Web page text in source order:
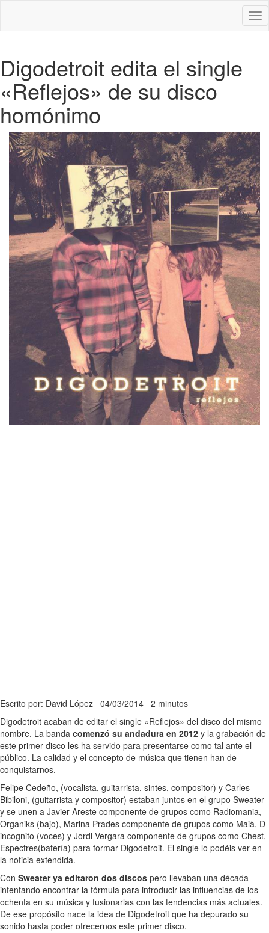
Digodetroit edita el single
«Reflejos» de su disco
homónimo
Escrito por: David López 04/03/2014 2 minutos
Digodetroit acaban de editar el single «Reflejos» del disco del mismo
nombre. La banda comenzó su andadura en 2012 y la grabación de
este primer disco les ha servido para presentarse como tal ante el
público. La calidad y el concepto de música que tienen han de
conquistarnos.
Felipe Cedeño, (vocalista, guitarrista, sintes, compositor) y Carles
Bibiloni, (guitarrista y compositor) estaban juntos en el grupo Sweater
y se unen a Javier Areste componente de grupos como Radiomania,
Organiks (bajo), Marina Prades componente de grupos como Maià, D
incognito (voces) y Jordi Vergara componente de grupos como Chest,
Espectres(batería) para formar Digodetroit. El single lo podéis ver en
la noticia extendida.
Con Sweater ya editaron dos discos pero llevaban una década
intentando encontrar la fórmula para introducir las influencias de los
ochenta en su música y fusionarlas con las tendencias más actuales.
De ese propósito nace la idea de Digodetroit que ha depurado su
sonido hasta poder ofrecernos este primer disco.